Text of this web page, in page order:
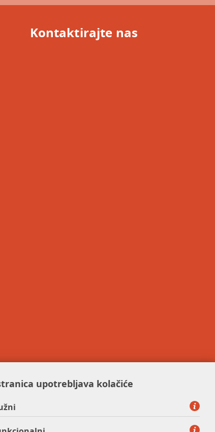
Kontaktirajte nas
upotrebljava kolačiće